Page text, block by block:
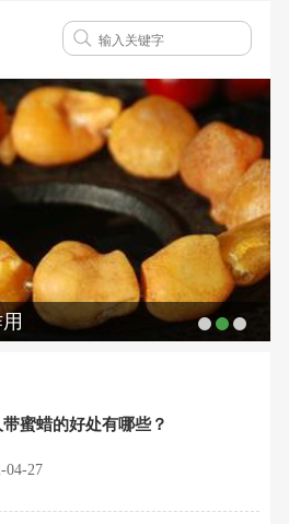
蜜蜡的好处有哪些？
04-27